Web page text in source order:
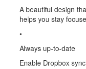
A beautiful design
helps you stay
•
Always up-to-date
Enable Dropbox